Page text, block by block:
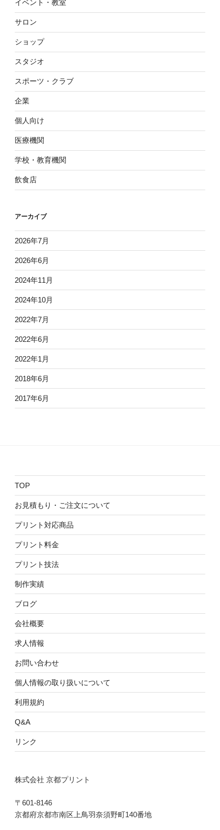
イベント・教室
サロン
ショップ
スタジオ
スポーツ・クラブ
企業
個人向け
医療機関
学校・教育機関
飲食店
アーカイブ
2026年7月
2026年6月
2024年11月
2024年10月
2022年7月
2022年6月
2022年1月
2018年6月
2017年6月
TOP
お見積もり・ご注文について
プリント対応商品
プリント料金
プリント技法
制作実績
ブログ
会社概要
求人情報
お問い合わせ
個人情報の取り扱いについて
利用規約
Q&A
リンク
株式会社 京都プリント
〒601-8146
京都府京都市南区上鳥羽奈須野町140番地